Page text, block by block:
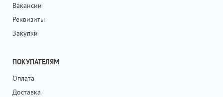
Вакансии
Реквизиты
Закупки
ПОКУПАТЕЛЯМ
Оплата
Доставка